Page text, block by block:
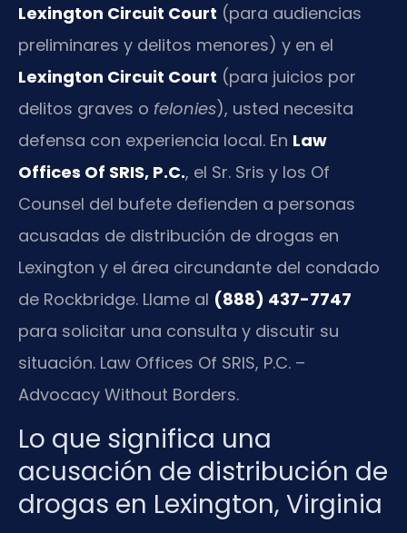
Lexington Circuit Court (para audiencias
preliminares y delitos menores) y en el
Lexington Circuit Court (para juicios por
delitos graves o felonies), usted necesita
defensa con experiencia local. En Law
Offices Of SRIS, P.C., el Sr. Sris y los Of
Counsel del bufete defienden a personas
acusadas de distribución de drogas en
Lexington y el área circundante del condado
de Rockbridge. Llame al (888) 437-7747
para solicitar una consulta y discutir su
situación. Law Offices Of SRIS, P.C. –
Advocacy Without Borders.
Lo que significa una
acusación de distribución de
drogas en Lexington, Virginia